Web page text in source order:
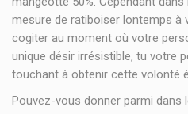
mesure de ratiboiser lontemps à
cogiter au moment où votre
unique désir irrésistible, tu votre
touchant à obtenir cette volonté
Pouvez-vous donner parmi dans